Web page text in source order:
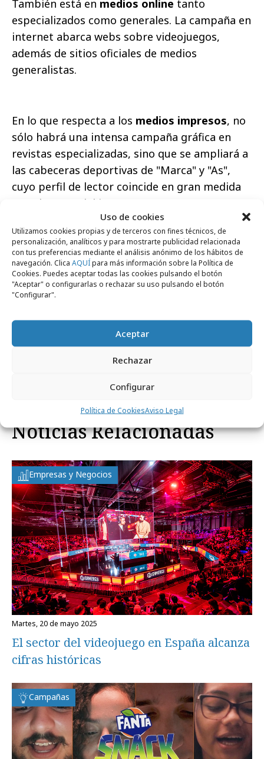
Uso de cookies
Utilizamos cookies propias y de terceros con fines técnicos, de
personalización, analíticos y para mostrarte publicidad relacionada
con tus preferencias mediante el análisis anónimo de los hábitos de
navegación. Clica AQUÍpara más información sobre la Política de
Cookies. Puedes aceptar todas las cookies pulsando el botón
"Aceptar" o configurarlas o rechazar su uso pulsando el botón
"Configurar".
Aceptar
Rechazar
Configurar
Política de CookiesAviso Legal
También está en medios online tanto
especializados como generales. La campaña en
internet abarca webs sobre videojuegos,
además de sitios oficiales de medios
generalistas.
En lo que respecta a los medios impresos, no
sólo habrá una intensa campaña gráfica en
revistas especializadas, sino que se ampliará a
las cabeceras deportivas de "Marca" y "As",
cuyo perfil de lector coincide en gran medida
con el target del juego.
Por último, el mismo día que el título se puso
a la venta, hubo una campaña de mensajes a
móvilesanunciando la llegada del juego.
Noticias Relacionadas
Empresas y Negocios
martes, 20 de mayo 2025
El sector del videojuego en España alcanza
cifras históricas
Campañas